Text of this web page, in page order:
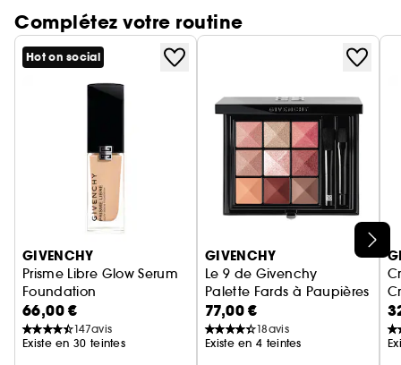
•Texture :Poudre compacte
•Couvrance :
De légère à moyenne pour un
Bronzant & sculptant
Tous types de peau
Gamme de teintes :
Disponible en 4 harmonies – chacune composée
de 4 couleurs complémentaires – conçues pour
toutes les carnations.
Complétez votre routine
Hot on social
GIVENCHY
Prisme Libre Glow Serum
Foundation
Fond de teint soin-perfecteur hydratant
66,00 €
147avis
Existe en 30 teintes
GIVENCHY
Le 9 de Givenchy
Palette Fards à Paupières
77,00 €
18avis
Existe en 4 teintes